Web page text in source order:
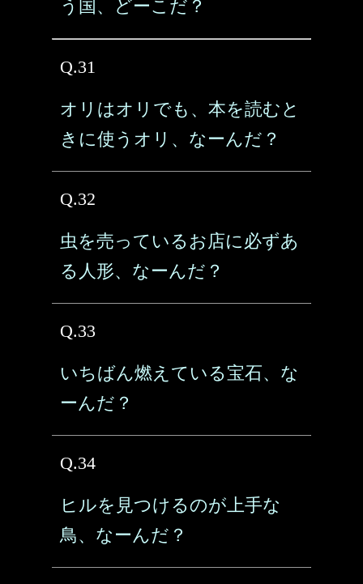
う国、どーこだ？
Q.31
オリはオリでも、本を読むと
きに使うオリ、なーんだ？
Q.32
虫を売っているお店に必ずあ
る人形、なーんだ？
Q.33
いちばん燃えている宝石、な
ーんだ？
Q.34
ヒルを見つけるのが上手な
鳥、なーんだ？